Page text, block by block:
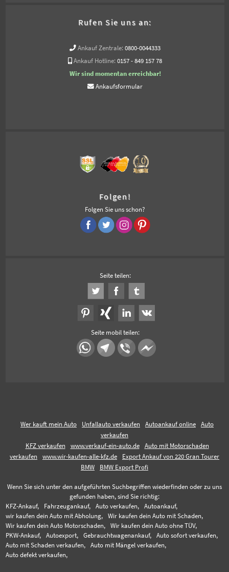
Rufen Sie uns an:
Ankauf Zentrale: 0800-0044333
Ankauf Hotline: 0157 - 849 157 78
Wir sind momentan erreichbar!
Ankaufsformular
Folgen!
Folgen Sie uns schon?
Seite teilen:
Seite mobil teilen:
Wer kauft mein Auto Unfallauto verkaufen Autoankauf online
Auto
verkaufen
KFZ verkaufen
www.verkauf-ein-auto.de
Auto mit Motorschaden
verkaufen
www.wir-kaufen-alle-kfz.de
Export Ankauf von 220 Gran Tourer
BMW
BMW Export Profi
Wenn Sie sich unter den aufgeführten Suchbegriffen wiederfinden oder zu uns
gefunden haben, sind Sie richtig:
KFZ-Ankauf,
Fahrzeugankauf, Auto verkaufen,
Autoankauf,
wir kaufen dein Auto mit Abholung,
Wir kaufen dein Auto mit Schaden,
Wir kaufen dein Auto Motorschaden,
Wir kaufen dein Auto ohne TÜV,
PKW-Ankauf,
Autoexport, Gebrauchtwagenankauf,
Auto sofort verkaufen,
Auto mit Schaden verkaufen,
Auto mit Mängel verkaufen,
Auto defekt verkaufen,